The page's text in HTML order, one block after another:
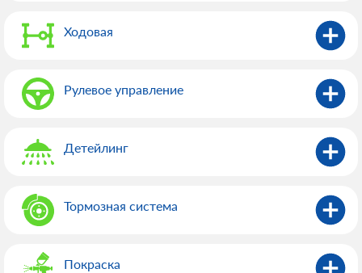
Ходовая
Рулевое управление
Детейлинг
Тормозная система
Покраска